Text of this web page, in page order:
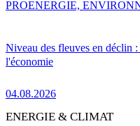
Niveau des fleuves en déclin
l'économie
04.08.2026
PROENERGIE,
ENERGIE & CLIMAT